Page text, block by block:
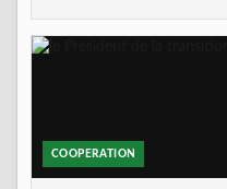
COOPERATION